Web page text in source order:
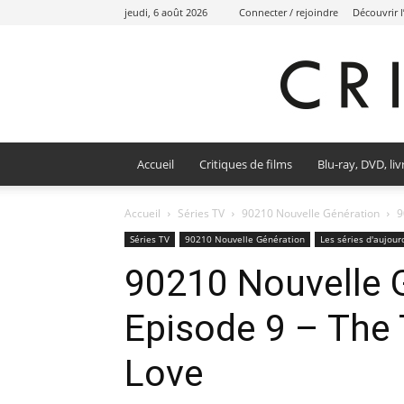
jeudi, 6 août 2026 Connecter / rejoindre Découvrir
Accueil Critiques de films Blu-ray, DVD,
Accueil Séries TV 90210 Nouvelle Génération
Séries TV 90210 Nouvelle Génération Les séries
90210 Nouvelle
Episode 9 – The
Love